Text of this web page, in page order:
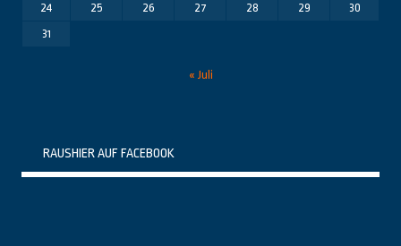
24
25 26 27 28 29
30
31
« Juli
RAUSHIER AUF FACEBOOK